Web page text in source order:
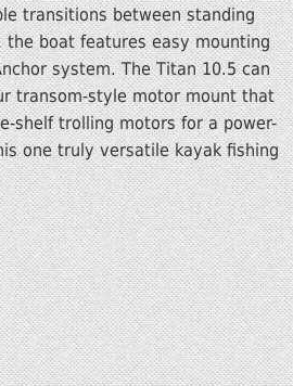
transitions between standing
boat features easy mounting
system. The Titan 10.5 can
transom-style motor mount that
shelf trolling motors for a power-
one truly versatile kayak fishing